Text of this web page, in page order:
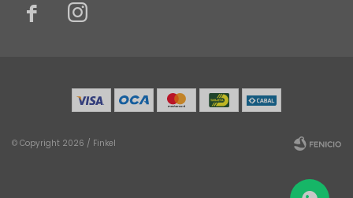
 
© Copyright 2026 / Finkel